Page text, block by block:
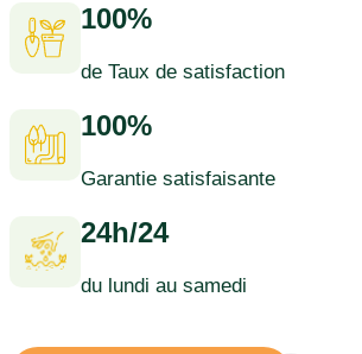
100%
de Taux de satisfaction
100%
Garantie satisfaisante
24h/24
du lundi au samedi